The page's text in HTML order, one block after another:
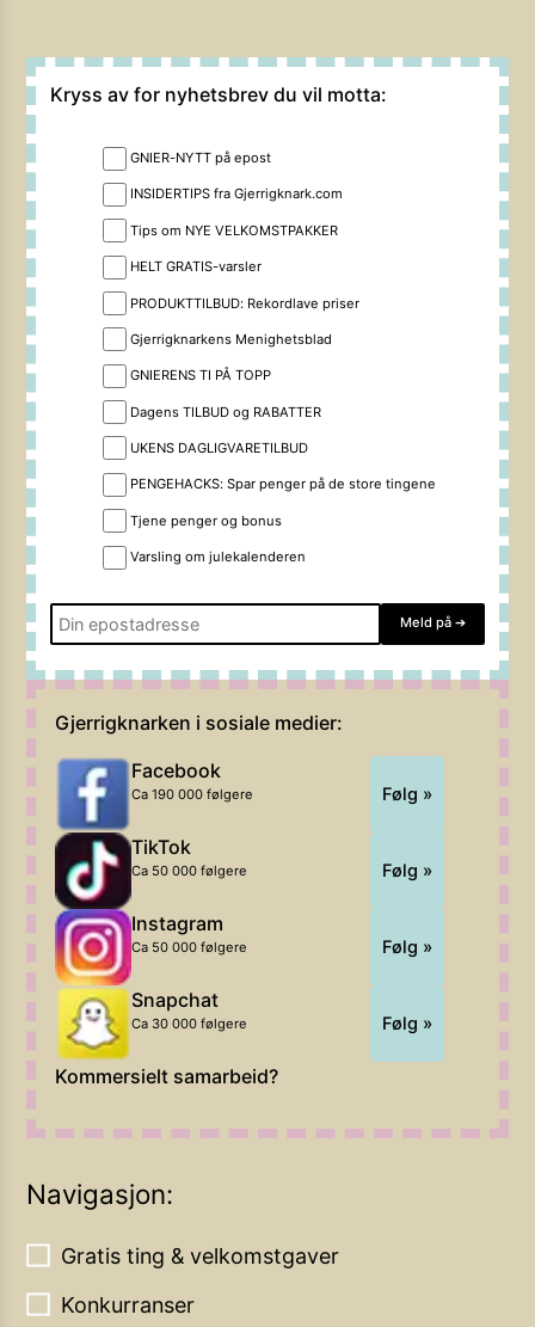
Kryss av for nyhetsbrev du vil motta:
GNIER-NYTT på epost
INSIDERTIPS fra Gjerrigknark.com
Tips om NYE VELKOMSTPAKKER
HELT GRATIS-varsler
PRODUKTTILBUD: Rekordlave priser
Gjerrigknarkens Menighetsblad
GNIERENS TI PÅ TOPP
Dagens TILBUD og RABATTER
UKENS DAGLIGVARETILBUD
PENGEHACKS: Spar penger på de store tingene
Tjene penger og bonus
Varsling om julekalenderen
Meld på ➔
Gjerrigknarken i sosiale medier:
Facebook
Ca 190 000 følgere Følg »
TikTok
Ca 50 000 følgere Følg »
Instagram
Ca 50 000 følgere Følg »
Snapchat
Ca 30 000 følgere Følg »
Kommersielt samarbeid?
Navigasjon:
Gratis ting & velkomstgaver
Konkurranser